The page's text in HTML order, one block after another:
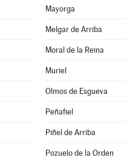
Mayorga
Melgar de Arriba
Moral de la Reina
Muriel
Olmos de Esgueva
Peñafiel
Piñel de Arriba
Pozuelo de la Orden